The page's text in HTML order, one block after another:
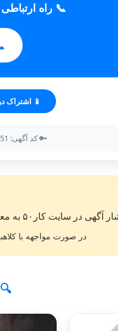
📞 راه
📱 اشتراک
🔑 کد آگهی: 452393035926210968787016744851
کار۵۰ به معنی تایید آگهی دهنده از طرف سایت کار۵۰ نمی باشد. »
در صورت مواجهه با